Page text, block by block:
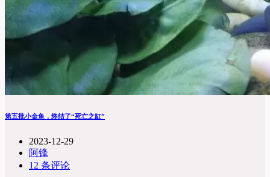
第五批小金鱼，终结了“死亡之缸”
2023-12-29
阿锋
12 条评论